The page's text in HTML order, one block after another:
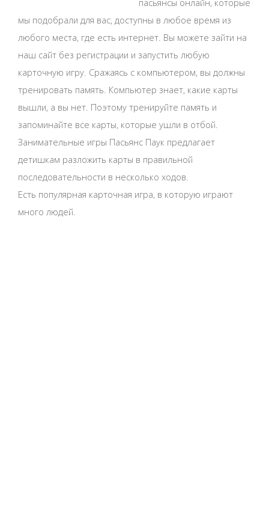
пасьянсы онлайн, которые
мы подобрали для вас, доступны в любое время из
любого места, где есть интернет. Вы можете зайти на
наш сайт без регистрации и запустить любую
карточную игру. Сражаясь с компьютером, вы должны
тренировать память. Компьютер знает, какие карты
вышли, а вы нет. Поэтому тренируйте память и
запоминайте все карты, которые ушли в отбой.
Занимательные игры Пасьянс Паук предлагает
детишкам разложить карты в правильной
последовательности в несколько ходов.
Есть популярная карточная игра, в которую играют
много людей.